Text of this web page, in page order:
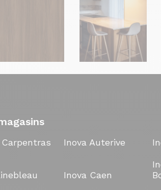
Carpentras Inova Auterive
Inova Caen